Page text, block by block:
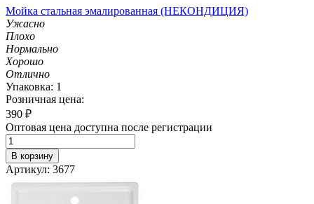
Мойка стальная эмалированная (НЕКОНДИЦИЯ)
Ужасно
Плохо
Нормально
Хорошо
Отлично
Упаковка: 1
Розничная цена:
390 ₽
Оптовая цена доступна после регистрации
В корзину
Артикул: 3677